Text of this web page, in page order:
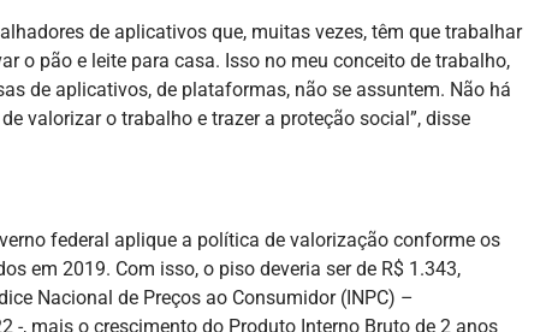
de aplicativos que, muitas vezes, têm que trabalhar
o pão e leite para casa. Isso no meu conceito de trabalho,
de aplicativos, de plataformas, não se assuntem. Não há
valorizar o trabalho e trazer a proteção social”, disse
federal aplique a política de valorização conforme os
em 2019. Com isso, o piso deveria ser de R$ 1.343,
Nacional de Preços ao Consumidor (INPC) –
-, mais o crescimento do Produto Interno Bruto de 2 anos